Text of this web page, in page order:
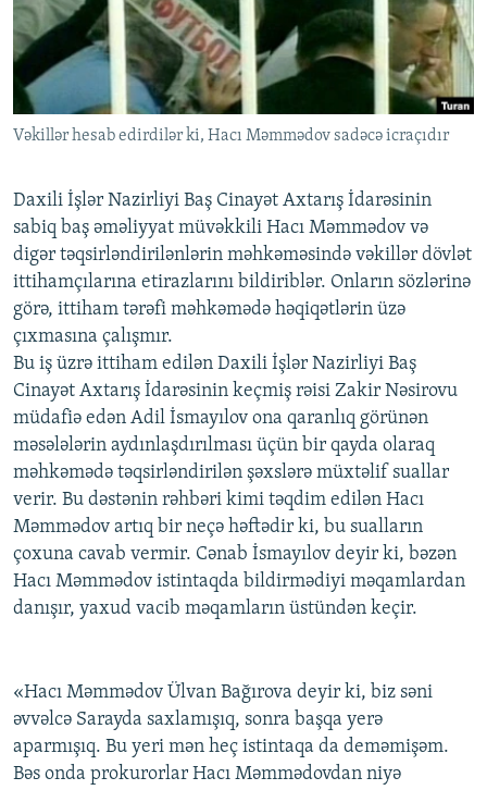
İNFOQRAFIKA
KARIKATURA
AZƏRBAYCAN ƏDƏBIYYATI KITABXANASI
İSLAM VƏ DEMOKRATIYA
İZ - MƏDƏNIYYƏT PROQRAMI
MISSIYAMIZ
PEŞƏ ETIKASI VƏ JURNALISTIKA STANDARTLARIMIZ
MATERIALLARIMIZDAN ISTIFADƏ
AZADLIQRADIOSU MOBIL TELEFONUNUZDA
XƏBƏR BÜLLETENLƏRIMIZ
BIZI IZLƏ
RFE/RL-in bütün saytları
Vəkillər hesab edirdilər ki, Hacı Məmmədov sadəcə icraçıdır
Daxili İşlər Nazirliyi Baş Cinayət Axtarış İdarəsinin
sabiq baş əməliyyat müvəkkili Hacı Məmmədov və
digər təqsirləndirilənlərin məhkəməsində vəkillər dövlət
ittihamçılarına etirazlarını bildiriblər. Onların sözlərinə
görə, ittiham tərəfi məhkəmədə həqiqətlərin üzə
çıxmasına çalışmır.
Bu iş üzrə ittiham edilən Daxili İşlər Nazirliyi Baş
Cinayət Axtarış İdarəsinin keçmiş rəisi Zakir Nəsirovu
müdafiə edən Adil İsmayılov ona qaranlıq görünən
məsələlərin aydınlaşdırılması üçün bir qayda olaraq
məhkəmədə təqsirləndirilən şəxslərə müxtəlif suallar
verir. Bu dəstənin rəhbəri kimi təqdim edilən Hacı
Məmmədov artıq bir neçə həftədir ki, bu sualların
çoxuna cavab vermir. Cənab İsmayılov deyir ki, bəzən
Hacı Məmmədov istintaqda bildirmədiyi məqamlardan
danışır, yaxud vacib məqamların üstündən keçir.
«Hacı Məmmədov Ülvan Bağırova deyir ki, biz səni
əvvəlcə Sarayda saxlamışıq, sonra başqa yerə
aparmışıq. Bu yeri mən heç istintaqa da deməmişəm.
Bəs onda prokurorlar Hacı Məmmədovdan niyə